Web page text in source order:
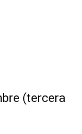
(tercera